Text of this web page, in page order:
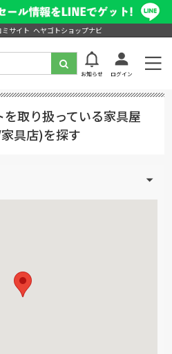
サイト ヘヤゴトショップナビ
お知らせ ログイン
取り扱っている家具屋
具店)を探す